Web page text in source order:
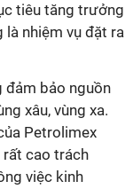
tiêu tăng trưởng
là nhiệm vụ đặt ra
đảm bảo nguồn
xâu, vùng xa.
Petrolimex
rất cao trách
việc kinh